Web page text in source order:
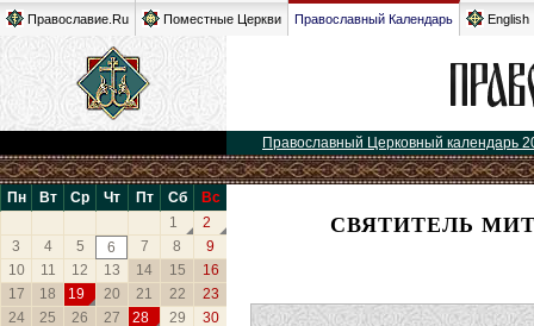
Православие.Ru Поместные Церкви Православный Календарь English
Православный Церковный календарь
Пн Вт Ср Чт Пт Сб
Вс
1
2
3
4 5 6 7 8
9
10
11 12 13 14 15
16
17
18 19 20 21 22
23
24
25 26 27 28 29
30
СВЯТИТЕЛЬ